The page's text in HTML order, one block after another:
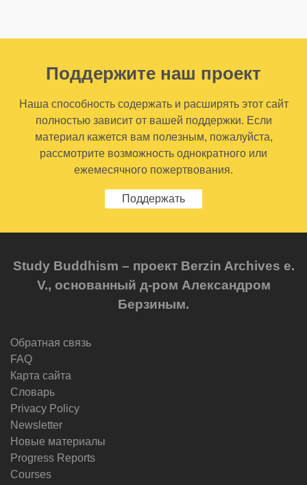
Поддержите наш проект
Наша способность содержать и расширять этот сайт
полностью зависит от вашей поддержки. Если
материал кажется вам полезным, пожалуйста,
рассмотрите возможность однократного или
ежемесячного пожертвования.
Поддержать
Study Buddhism – проект Berzin Archives e.
V., основанный д-ром Александром
Берзиным.
Обратная связь
FAQ
Карта сайта
Словарь
Privacy Policy
Newsletter
Новые материалы
Progress Reports
Courses